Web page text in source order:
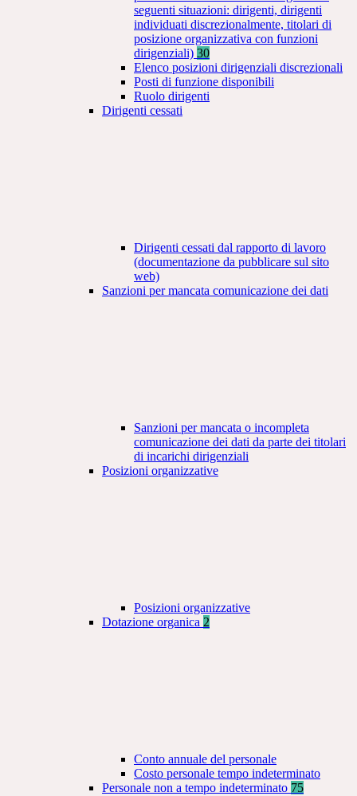
seguenti situazioni: dirigenti, dirigenti
individuati discrezionalmente, titolari di
posizione organizzativa con funzioni
dirigenziali) 30
Elenco posizioni dirigenziali discrezionali
Posti di funzione disponibili
Ruolo dirigenti
Dirigenti cessati
Dirigenti cessati dal rapporto di lavoro
(documentazione da pubblicare sul sito
web)
Sanzioni per mancata comunicazione dei dati
Sanzioni per mancata o incompleta
comunicazione dei dati da parte dei titolari
di incarichi dirigenziali
Posizioni organizzative
Posizioni organizzative
Dotazione organica 2
Conto annuale del personale
Costo personale tempo indeterminato
Personale non a tempo indeterminato 75